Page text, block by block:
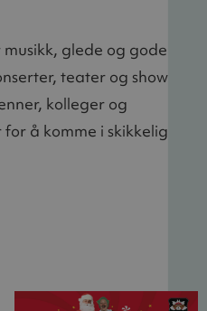
glede og gode
teater og show
kolleger og
å komme i skikkelig